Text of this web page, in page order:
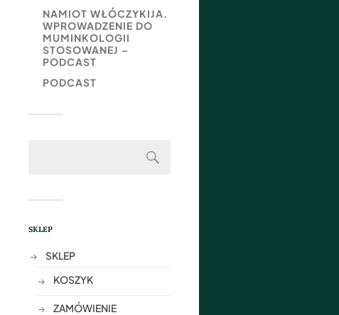
NAMIOT WŁÓCZYKIJA.
WPROWADZENIE DO
MUMINKOLOGII
STOSOWANEJ –
PODCAST
PODCAST
SKLEP
SKLEP
KOSZYK
ZAMÓWIENIE